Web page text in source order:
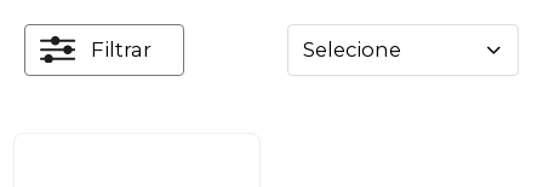
Filtrar Selecione